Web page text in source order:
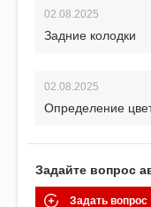
02.08.2025
Задние колодки
02.08.2025
Определение
Задайте вопрос
Задать вопрос